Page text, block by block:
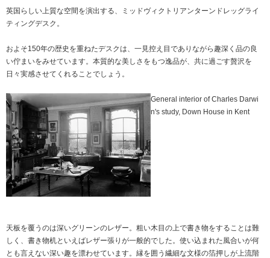
英国らしい上質な空間を演出する、ミッドヴィクトリアンターンドレッグライ
ティングデスク。
およそ150年の歴史を重ねたデスクは、一見控え目でありながら趣深く品の良
い佇まいをみせています。本質的な美しさをもつ逸品が、共に過ごす贅沢を
日々実感させてくれることでしょう。
General interior of Charles Darwi
n's study, Down House in Kent
天板を覆うのは深いグリーンのレザー。粗い木目の上で書き物をすることは難
しく、書き物机といえばレザー張りが一般的でした。使い込まれた風合いが何
とも言えない深い趣を漂わせています。縁を囲う繊細な文様の箔押しが上流階